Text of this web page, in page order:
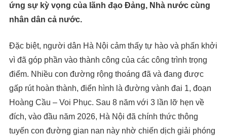
ứng sự kỳ vọng của lãnh đạo Đảng, Nhà nước cùng
nhân dân cả nước.
Đặc biệt, người dân Hà Nội cảm thấy tự hào và phấn khởi
vì đã góp phần vào thành công của các công trình trọng
điểm. Nhiều con đường rộng thoáng đã và đang được
gấp rút hoàn thành, điển hình là đường vành đai 1, đoạn
Hoàng Cầu – Voi Phục. Sau 8 năm với 3 lần lỡ hẹn về
đích, vào đầu năm 2026, Hà Nội đã chính thức thông
tuyến con đường gian nan này nhờ chiến dịch giải phóng